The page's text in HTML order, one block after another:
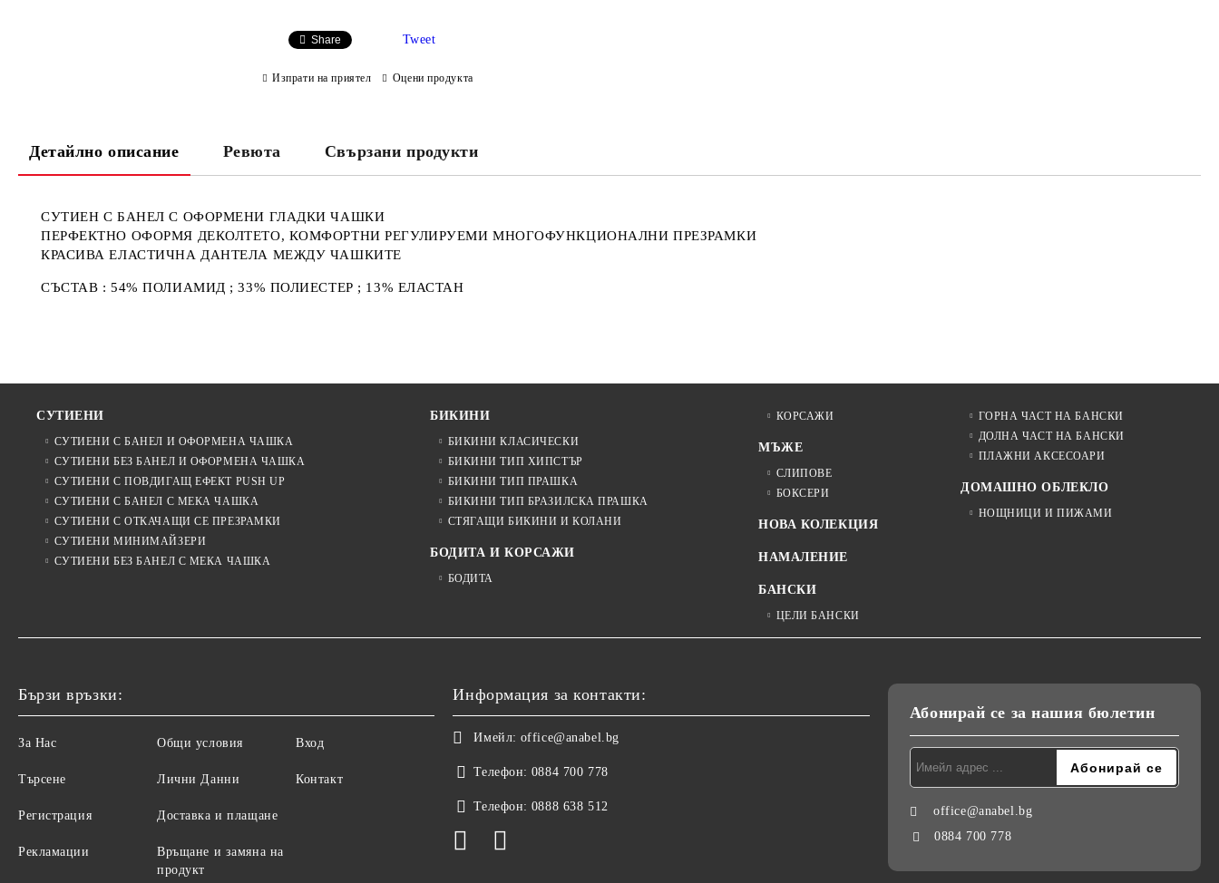
Share Tweet
Изпрати на приятел Оцени продукта
Детайлно описание Ревюта Свързани продукти
СУТИЕН С БАНЕЛ С ОФОРМЕНИ ГЛАДКИ ЧАШКИ
ПЕРФЕКТНО ОФОРМЯ ДЕКОЛТЕТО, КОМФОРТНИ РЕГУЛИРУЕМИ МНОГОФУНКЦИОНАЛНИ ПРЕЗРАМКИ
КРАСИВА ЕЛАСТИЧНА ДАНТЕЛА МЕЖДУ ЧАШКИТЕ
СЪСТАВ : 54% ПОЛИАМИД ; 33% ПОЛИЕСТЕР ; 13% ЕЛАСТАН
СУТИЕНИ
СУТИЕНИ С БАНЕЛ И ОФОРМЕНА ЧАШКА
СУТИЕНИ БЕЗ БАНЕЛ И ОФОРМЕНА ЧАШКА
СУТИЕНИ С ПОВДИГАЩ ЕФЕКТ PUSH UP
СУТИЕНИ С БАНЕЛ С МЕКА ЧАШКА
СУТИЕНИ С ОТКАЧАЩИ СЕ ПРЕЗРАМКИ
СУТИЕНИ МИНИМАЙЗЕРИ
СУТИЕНИ БЕЗ БАНЕЛ С МЕКА ЧАШКА
БИКИНИ
БИКИНИ КЛАСИЧЕСКИ
БИКИНИ ТИП ХИПСТЪР
БИКИНИ ТИП ПРАШКА
БИКИНИ ТИП БРАЗИЛСКА ПРАШКА
СТЯГАЩИ БИКИНИ И КОЛАНИ
БОДИТА И КОРСАЖИ
БОДИТА
КОРСАЖИ
МЪЖЕ
СЛИПОВЕ
БОКСЕРИ
НОВА КОЛЕКЦИЯ
НАМАЛЕНИЕ
БАНСКИ
ЦЕЛИ БАНСКИ
ГОРНА ЧАСТ НА БАНСКИ
ДОЛНА ЧАСТ НА БАНСКИ
ПЛАЖНИ АКСЕСОАРИ
ДОМАШНО ОБЛЕКЛО
НОЩНИЦИ И ПИЖАМИ
Бързи връзки:
За Нас
Търсене
Регистрация
Рекламации
Общи условия
Лични Данни
Доставка и плащане
Връщане и замяна на
продукт
Вход
Контакт
Информация за контакти:
Имейл: office@anabel.bg
Телефон: 0884 700 778
Телефон: 0888 638 512
Абонирай се за нашия бюлетин
office@anabel.bg
0884 700 778